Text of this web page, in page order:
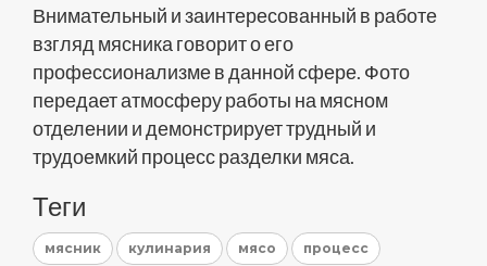
Внимательный и заинтересованный в работе
взгляд мясника говорит о его
профессионализме в данной сфере. Фото
передает атмосферу работы на мясном
отделении и демонстрирует трудный и
трудоемкий процесс разделки мяса.
Теги
мясник кулинария мясо процесс